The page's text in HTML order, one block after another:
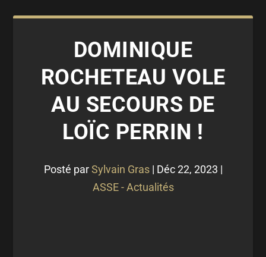
DOMINIQUE
ROCHETEAU VOLE
AU SECOURS DE
LOÏC PERRIN !
Posté parSylvain Gras| Déc 22, 2023 |
ASSE - Actualités